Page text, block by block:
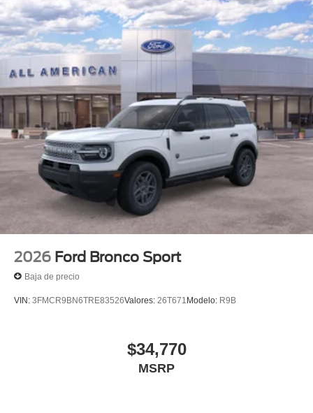
2026 Ford Bronco Sport
Baja de precio
VIN: 3FMCR9BN6TRE83526Valores: 26T671 Modelo: R9B
$34,770
MSRP